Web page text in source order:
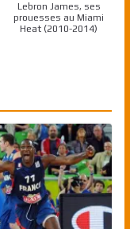
Lebron James, ses
prouesses au Miami
Heat (2010-2014)